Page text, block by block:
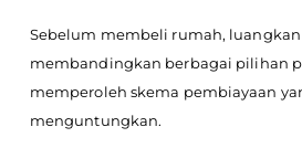
Sebelum membeli rumah,
membandingkan berbagai pilihan
memperoleh skema pembiayaan
menguntungkan.